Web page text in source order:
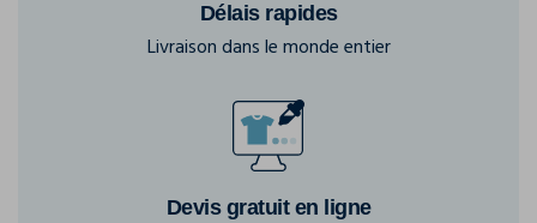
Délais rapides
Livraison dans le monde entier
Devis gratuit en ligne